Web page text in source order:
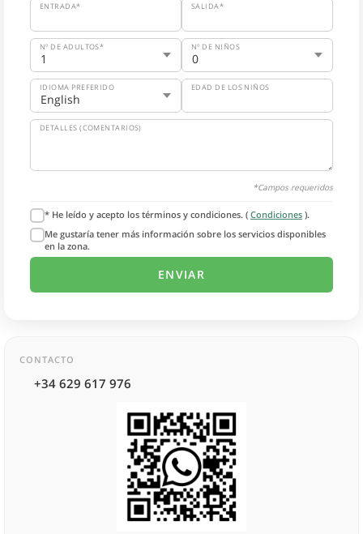
ENTRADA* SALIDA*
Nº DE ADULTOS* Nº DE NIÑOS
IDIOMA PREFERIDO EDAD DE LOS NIÑOS
DETALLES (COMENTARIOS)
*Campos requeridos
* He leído y acepto los términos y condiciones. ( Condiciones ).
Me gustaría tener más información sobre los servicios disponibles
en la zona.
CONTACTO
+34 629 617 976